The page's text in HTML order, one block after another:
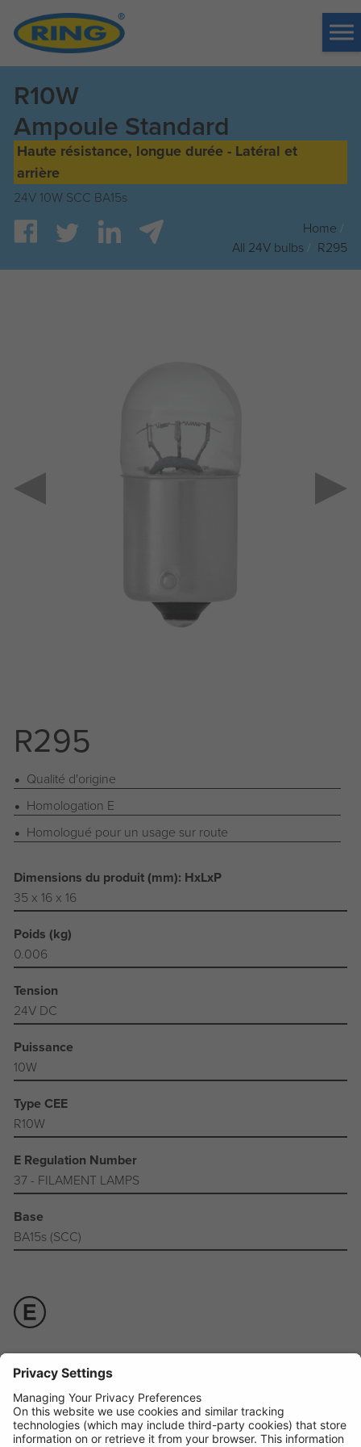
R10W
Ampoule Standard
Haute résistance, longue durée - Latéral et
arrière
24V 10W SCC BA15s
Home /
All 24V bulbs/ R295
R295
Qualité d'origine
Homologation E
Homologué pour un usage sur route
Dimensions du produit (mm): HxLxP
35 x 16 x 16
Poids (kg)
0.006
Tension
24V DC
Puissance
10W
Type CEE
R10W
E Regulation Number
37 - FILAMENT LAMPS
Base
BA15s (SCC)
Disponible sous